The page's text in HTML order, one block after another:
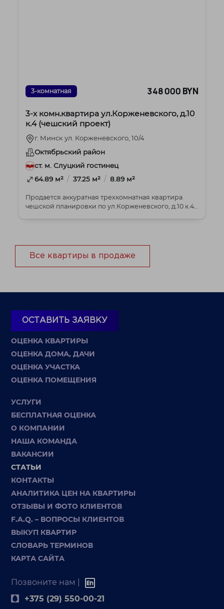
3-комнатная 348 000 BYN
3-х комн.квартира ул.Корженевского, д.10
к.4 (чешский проект)
г. Минск ул. Корженевского, 10/4
Октябрьский район
ст. м. Слуцкий гостинец
64.89 м² / 37.25 м² / 8.89 м²
Продается аккуратная трехкомнатная квартира
чешской планировки по ул.Корженевского, д.10 к.4
Все квартиры в продаже
ОСТАВИТЬ ЗАЯВКУ
ОЦЕНКА КВАРТИРЫ
ОЦЕНКА ДОМА, ДАЧИ
ОЦЕНКА УЧАСТКА
ОЦЕНКА ПОМЕЩЕНИЯ
УСЛУГИ
БЕСПЛАТНАЯ ОЦЕНКА
О КОМПАНИИ
НАША КОМАНДА
ВАКАНСИИ
СТАТЬИ
КОНТАКТЫ
АНАЛИТИКА ЦЕН НА КВАРТИРЫ
ОТЗЫВЫ И ФОТО КЛИЕНТОВ
F.A.Q. – ВОПРОСЫ КЛИЕНТОВ
ВЫКУП КВАРТИР
СЛОВАРЬ ТЕРМИНОВ
КАРТА САЙТА
Позвоните нам |
+375 (29) 550-00-21